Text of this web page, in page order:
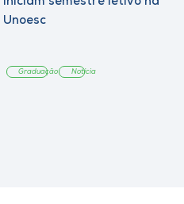
Unoesc
Graduação Notícia